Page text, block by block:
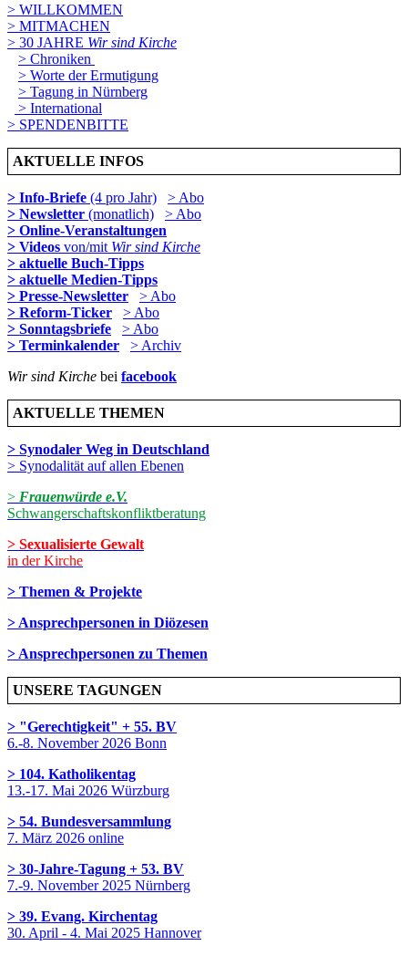
> WILLKOMMEN
> MITMACHEN
> 30 JAHRE Wir sind Kirche
> Chroniken
> Worte der Ermutigung
> Tagung in Nürnberg
> International
> SPENDENBITTE
AKTUELLE INFOS
> Info-Briefe (4 pro Jahr)
> Abo
> Newsletter (monatlich)
> Abo
> Online-Veranstaltungen
> Videos von/mit Wir sind Kirche
> aktuelle Buch-Tipps
> aktuelle Medien-Tipps
> Presse-Newsletter
> Abo
> Reform-Ticker
> Abo
> Sonntagsbriefe
> Abo
> Terminkalender
> Archiv
Wir sind Kirche bei facebook
AKTUELLE THEMEN
> Synodaler Weg in Deutschland
> Synodalität auf allen Ebenen
> Frauenwürde e.V.
Schwangerschaftskonfliktberatung
> Sexualisierte Gewalt
in der Kirche
> Themen & Projekte
> Ansprechpersonen in Diözesen
> Ansprechpersonen zu Themen
UNSERE TAGUNGEN
> "Gerechtigkeit" + 55. BV
6.-8. November 2026 Bonn
> 104. Katholikentag
13.-17. Mai 2026 Würzburg
> 54. Bundesversammlung
7. März 2026 online
> 30-Jahre-Tagung + 53. BV
7.-9. November 2025 Nürnberg
> 39. Evang. Kirchentag
30. April - 4. Mai 2025 Hannover